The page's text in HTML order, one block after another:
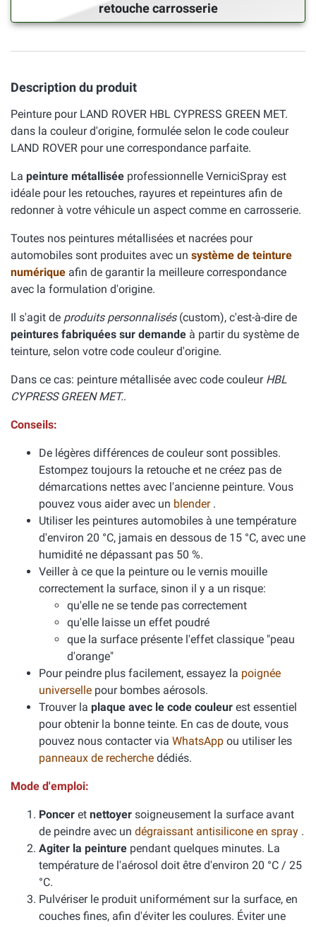
retouche carrosserie
Description du produit
Peinture pour LAND ROVER HBL CYPRESS GREEN MET.
dans la couleur d'origine, formulée selon le code couleur
LAND ROVER pour une correspondance parfaite.
La peinture métallisée professionnelle VerniciSpray est
idéale pour les retouches, rayures et repeintures afin de
redonner à votre véhicule un aspect comme en carrosserie.
Toutes nos peintures métallisées et nacrées pour
automobiles sont produites avec un système de teinture
numérique afin de garantir la meilleure correspondance
avec la formulation d'origine.
Il s'agit de produits personnalisés(custom), c'est-à-dire de
peintures fabriquées sur demande à partir du système de
teinture, selon votre code couleur d'origine.
Dans ce cas: peinture métallisée avec code couleur HBL
CYPRESS GREEN MET..
Conseils:
De légères différences de couleur sont possibles.
Estompez toujours la retouche et ne créez pas de
démarcations nettes avec l'ancienne peinture. Vous
pouvez vous aider avec un blender .
Utiliser les peintures automobiles à une température
d'environ 20 °C, jamais en dessous de 15 °C, avec une
humidité ne dépassant pas 50 %.
Veiller à ce que la peinture ou le vernis mouille
correctement la surface, sinon il y a un risque:
qu'elle ne se tende pas correctement
qu'elle laisse un effet poudré
que la surface présente l'effet classique "peau
d'orange"
Pour peindre plus facilement, essayez la poignée
universelle pour bombes aérosols.
Trouver la plaque avec le code couleur est essentiel
pour obtenir la bonne teinte. En cas de doute, vous
pouvez nous contacter via WhatsApp ou utiliser les
panneaux de recherche dédiés.
Mode d'emploi:
Poncer et nettoyer soigneusement la surface avant
de peindre avec un dégraissant antisilicone en spray .
Agiter la peinture pendant quelques minutes. La
température de l'aérosol doit être d'environ 20 °C / 25
°C.
Pulvériser le produit uniformément sur la surface, en
couches fines, afin d'éviter les coulures. Éviter une